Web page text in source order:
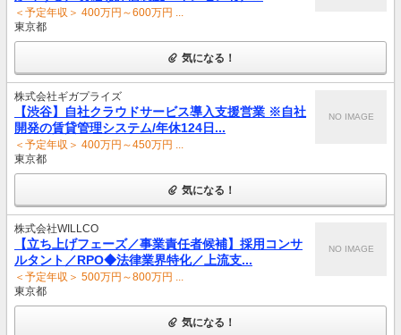
＜予定年収＞ 400万円～600万円 ...
東京都
気になる！
株式会社ギガプライズ
【渋谷】自社クラウドサービス導入支援営業 ※自社
開発の賃貸管理システム/年休124日...
＜予定年収＞ 400万円～450万円 ...
東京都
NO IMAGE
気になる！
株式会社WILLCO
【立ち上げフェーズ／事業責任者候補】採用コンサ
ルタント／RPO◆法律業界特化／上流支...
＜予定年収＞ 500万円～800万円 ...
東京都
NO IMAGE
気になる！